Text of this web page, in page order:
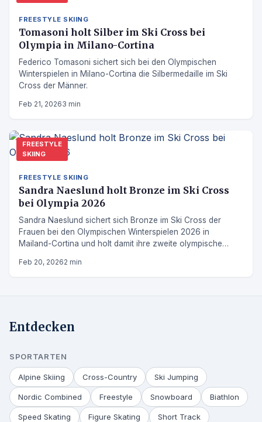
FREESTYLE SKIING
Tomasoni holt Silber im Ski Cross bei
Olympia in Milano-Cortina
Federico Tomasoni sichert sich bei den Olympischen
Winterspielen in Milano-Cortina die Silbermedaille im Ski
Cross der Männer.
Feb 21, 20263 min
FREESTYLE
SKIING
FREESTYLE SKIING
Sandra Naeslund holt Bronze im Ski Cross
bei Olympia 2026
Sandra Naeslund sichert sich Bronze im Ski Cross der
Frauen bei den Olympischen Winterspielen 2026 in
Mailand-Cortina und holt damit ihre zweite olympische
Feb 20, 20262 min
Entdecken
SPORTARTEN
Alpine Skiing Cross-Country Ski Jumping
Nordic Combined Freestyle Snowboard Biathlon
Speed Skating Figure Skating Short Track